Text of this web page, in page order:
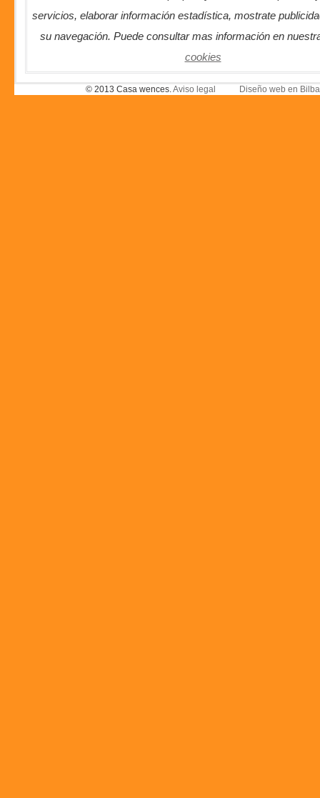
servicios, elaborar información estadística, mostrate
su navegación. Puede consultar mas información en
cookies
© 2013 Casa wences.Aviso legal Diseño web en